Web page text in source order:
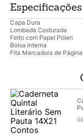
Especificações
Capa Dura
Lombada Costurada
Feito com Papel Pólen
Bolsa Interna
Fita Marcadora de Página